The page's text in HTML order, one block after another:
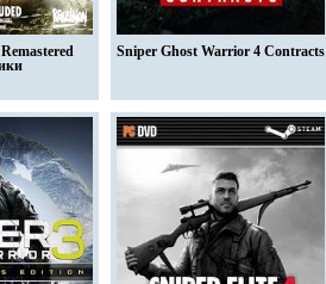
Sniper Ghost Warrior 4 Contracts